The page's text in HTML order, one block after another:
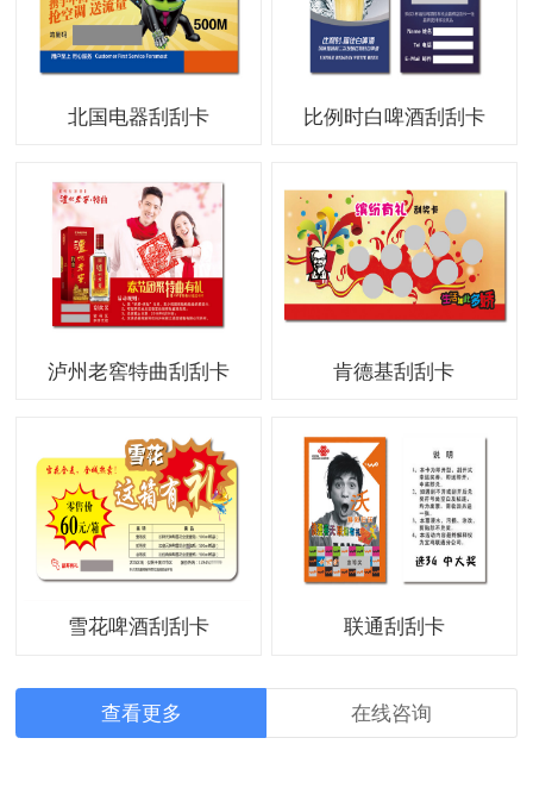
北国电器刮刮卡 比例时白啤酒刮刮卡
泸州老窖特曲刮刮卡 肯德基刮刮卡
雪花啤酒刮刮卡 联通刮刮卡
查看更多 在线咨询